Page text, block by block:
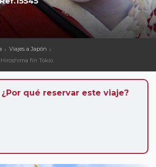
Viajes a Japón
Hiroshima fin Tokio
¿Por qué reservar este viaje?